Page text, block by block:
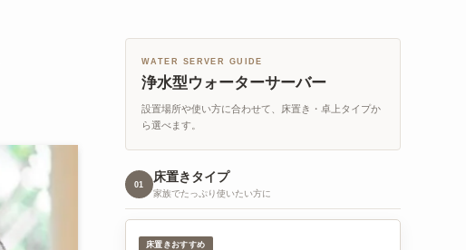
WATER SERVER GUIDE
浄水型ウォーターサーバー
設置場所や使い方に合わせて、床置き・卓上タイプか
ら選べます。
01
床置きタイプ
家族でたっぷり使いたい方に
床置きおすすめ